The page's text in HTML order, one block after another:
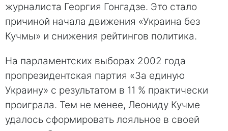
журналиста Георгия Гонгадзе. Это стало
причиной начала движения «Украина без
Кучмы» и снижения рейтингов политика.
На парламентских выборах 2002 года
пропрезидентская партия «За единую
Украину» с результатом в 11 % практически
проиграла. Тем не менее, Леониду Кучме
удалось сформировать лояльное в своей